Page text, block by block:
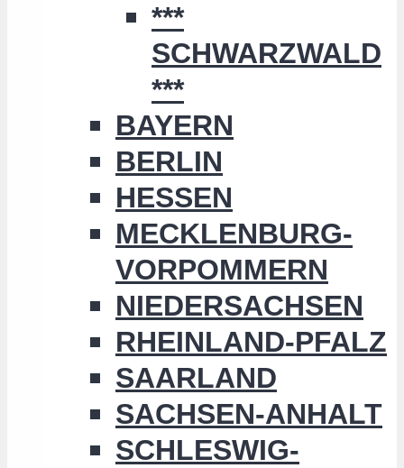
***
SCHWARZWALD
***
BAYERN
BERLIN
HESSEN
MECKLENBURG-
VORPOMMERN
NIEDERSACHSEN
RHEINLAND-PFALZ
SAARLAND
SACHSEN-ANHALT
SCHLESWIG-